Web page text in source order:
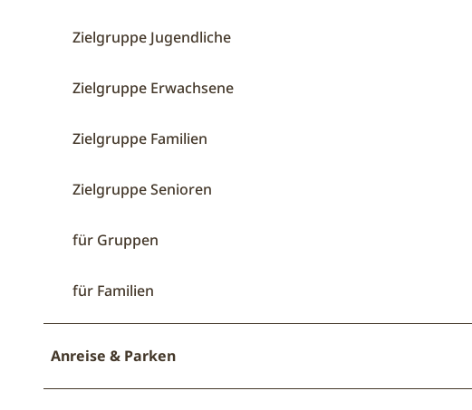
Zielgruppe Jugendliche
Zielgruppe Erwachsene
Zielgruppe Familien
Zielgruppe Senioren
für Gruppen
für Familien
Anreise & Parken